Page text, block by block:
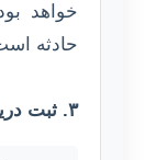
خواهد
حادثه
۳. ثبت دریافت وجه نقد از بیمه: